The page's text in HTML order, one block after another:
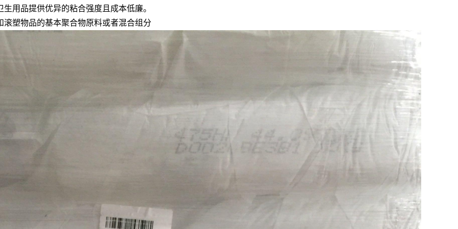
品提供优异的粘合强度且成本低廉。
物品的基本聚合物原料或者混合组分